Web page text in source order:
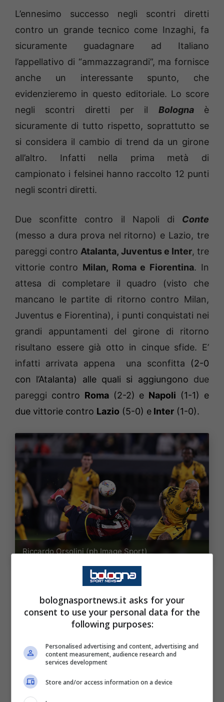
L’ennesimo successo negli scontri diretti
contro un grande tecnico come Inzaghi, fa
sicuramente guadagnare ad Italiano
l’appellativo di “ammazzagrandi”, ma fornisce
anche un interessante spunto, che
evidenzieremo in questo editoriale. Lo score
negli scontri diretti per il Bolognaè
sicuramente di tutto rispetto, soprattutto se
si considera il cambio di trend da un girone
all’altro. Infatti nella prima metà di
campionato i felsinei hanno raccolto 12 punti
negli scontri diretti.
Due sconfitte contro il Napoli di Conte
(messo a dura prova nel ritorno) e Lazio, tre
pareggi contro Atalanta, Juventus e Inter, tre
vittorie contro Milan, Roma e Fiorentina. In
attesa di completare il quadro (visto che
mancano le partite di ritorno contro Milan,
Juventus e Fiorentina), i punti conquistati nei
grandi appuntamenti del girone di ritorno
risultano essere già otto in cinque sfide. E’
infatti arrivata appena
una sconfitta (2-0
con l’Atalanta) alle quali si aggiungono due
pareggi contro Roma(2-2) e Napoli (1-1) e
due vittorie contro Lazio (5-0) e Inter (1-0).
Riccardo Orsolini (ph.Image Sport)
Ma non è tutto, il lavoro diItaliano
qui assolutamente encomiabile, tanto che nel
2025 il Dall’Ara è diventato un fortino
inespugnabile: zero le sconfitte tra le mure
amiche. Inoltre nello stadio di casa gli emiliani
sono andati in gol per tredici partite di fila:
l’ultima volta che aveva inanellato una serie
così lunga di partite interne a segno in una
bolognasportnews.it asks for your
consent to use your personal data for the
following purposes:
Personalised advertising and content, advertising and
content measurement, audience research and
services development
Store and/or access information on a device